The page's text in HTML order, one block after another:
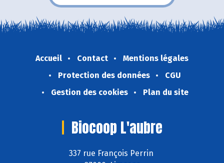
Accueil Contact
Mentions légales
Protection des données
CGU
Gestion des cookies
Plan du site
Biocoop L'aubre
337 rue François Perrin